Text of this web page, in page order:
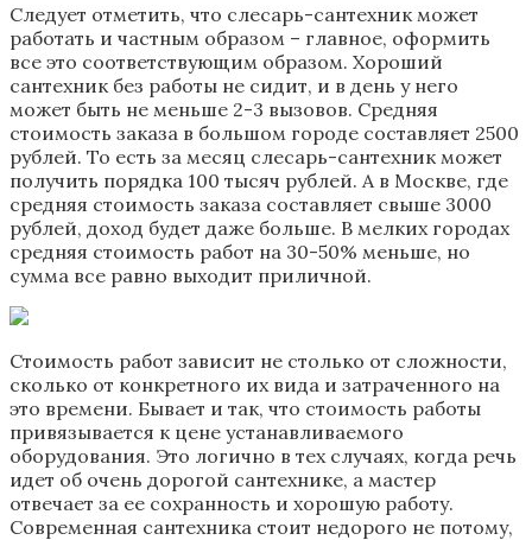
Следует отметить, что слесарь-сантехник может
работать и частным образом – главное, оформить
все это соответствующим образом. Хороший
сантехник без работы не сидит, и в день у него
может быть не меньше 2-3 вызовов. Средняя
стоимость заказа в большом городе составляет 2500
рублей. То есть за месяц слесарь-сантехник может
получить порядка 100 тысяч рублей. А в Москве, где
средняя стоимость заказа составляет свыше 3000
рублей, доход будет даже больше. В мелких городах
средняя стоимость работ на 30-50% меньше, но
сумма все равно выходит приличной.
Стоимость работ зависит не столько от сложности,
сколько от конкретного их вида и затраченного на
это времени. Бывает и так, что стоимость работы
привязывается к цене устанавливаемого
оборудования. Это логично в тех случаях, когда речь
идет об очень дорогой сантехнике, а мастер
отвечает за ее сохранность и хорошую работу.
Современная сантехника стоит недорого не потому,